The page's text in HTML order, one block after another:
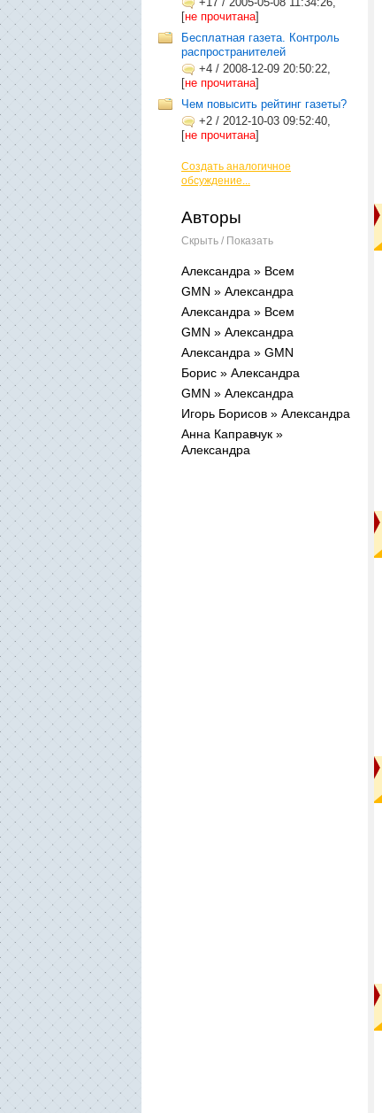
[не прочитана]
Бесплатная газета. Контроль
распространителей
+4 / 2008-12-09 20:50:22,
[не прочитана]
Чем повысить рейтинг газеты?
+2 / 2012-10-03 09:52:40,
[не прочитана]
Создать аналогичное
обсуждение...
Авторы
Скрыть / Показать
Александра » Всем
GMN » Александра
Александра » Всем
GMN » Александра
Александра » GMN
Борис » Александра
GMN » Александра
Игорь Борисов » Александра
Анна Каправчук »
Александра